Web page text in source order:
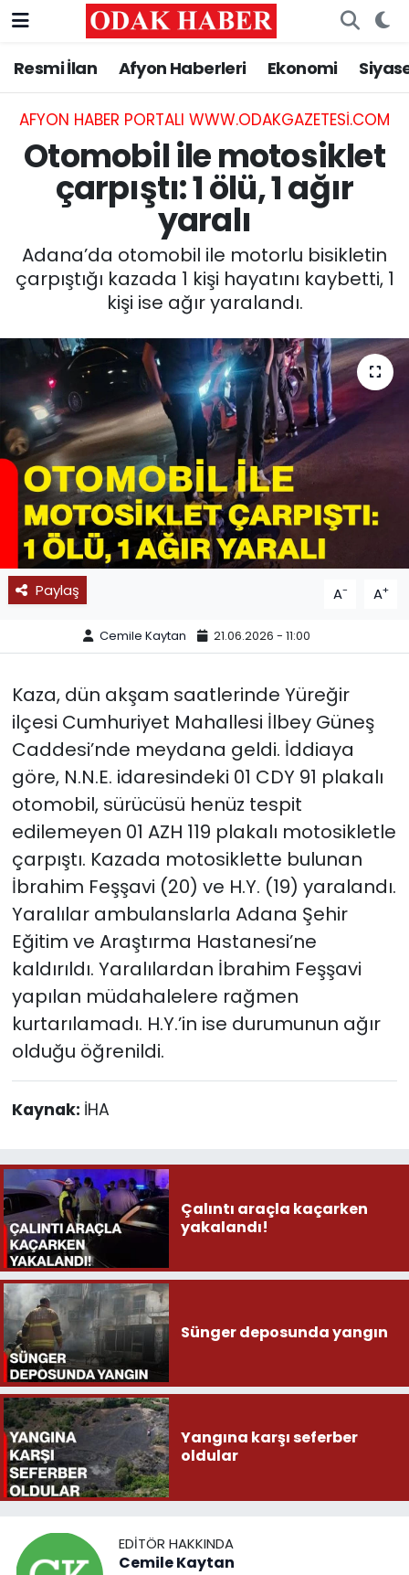
Resmi İlan Afyon Haberleri Ekonomi
AFYON HABER PORTALI WWW.ODAKGAZETESI.COM
Otomobil ile motosiklet
çarpıştı: 1 ölü, 1 ağır
yaralı
Adana’da otomobil ile motorlu bisikletin
çarpıştığı kazada 1 kişi hayatını kaybetti, 1
kişi ise ağır yaralandı.
Paylaş A- A+
Cemile Kaytan 21.06.2026 - 11:00
Kaza, dün akşam saatlerinde Yüreğir
ilçesi Cumhuriyet Mahallesi İlbey Güneş
Caddesi’nde meydana geldi. İddiaya
göre, N.N.E. idaresindeki 01 CDY 91 plakalı
otomobil, sürücüsü henüz tespit
edilemeyen 01 AZH 119 plakalı motosikletle
çarpıştı. Kazada motosiklette bulunan
İbrahim Feşşavi (20) ve H.Y. (19) yaralandı.
Yaralılar ambulanslarla Adana Şehir
Eğitim ve Araştırma Hastanesi’ne
kaldırıldı. Yaralılardan İbrahim Feşşavi
yapılan müdahalelere rağmen
kurtarılamadı. H.Y.’in ise durumunun ağır
olduğu öğrenildi.
Kaynak: İHA
Çalıntı araçla kaçarken
yakalandı!
Sünger deposunda yangın
Yangına karşı seferber
oldular
EDITÖR HAKKINDA
Cemile Kaytan
AFYONKARAHİSAR HABERLERİ
Resmi İlan
ASAYİŞ
GÜNCEL
SİYASET
MAGAZİN
SAĞLIK
SPOR
11:11 MANŞET
Nöbetçi Eczaneler
Hava Durumu
Trafik Durumu
Süper Lig Puan Durumu ve Fikstür
Tüm Manşetler
Son Dakika Haberleri
Haber Arşivi